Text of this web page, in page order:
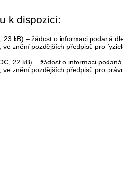
k dispozici:
23 kB) – žádost o informaci podaná
znění pozdějších předpisů pro
22 kB) – žádost o informaci
znění pozdějších předpisů pro